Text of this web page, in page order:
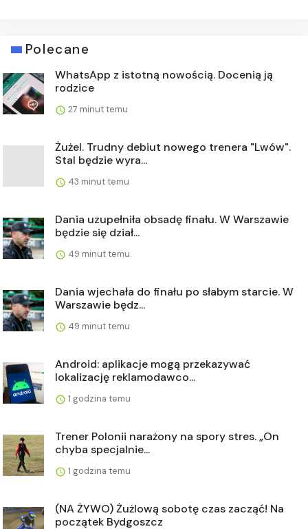
Polecane
WhatsApp z istotną nowością. Docenią ją
rodzice
27 minut temu
Żużel. Trudny debiut nowego trenera "Lwów".
Stal będzie wyra...
43 minut temu
Dania uzupełniła obsadę finału. W Warszawie
będzie się dział...
49 minut temu
Dania wjechała do finału po słabym starcie. W
Warszawie będz...
49 minut temu
Android: aplikacje mogą przekazywać
lokalizację reklamodawco...
1 godzina temu
Trener Polonii narażony na spory stres. „On
chyba specjalnie...
1 godzina temu
(NA ŻYWO) Żużlową sobotę czas zacząć! Na
początek Bydgoszcz